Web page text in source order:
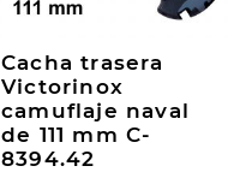
Cacha trasera
Victorinox
camuflaje naval
de 111 mm C-
8394.42